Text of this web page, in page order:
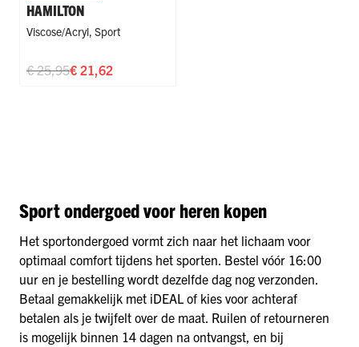
HAMILTON
Viscose/Acryl, Sport
€ 21,62
€ 25,95
Sport ondergoed voor heren kopen
Het sportondergoed vormt zich naar het lichaam voor
optimaal comfort tijdens het sporten. Bestel vóór 16:00
uur en je bestelling wordt dezelfde dag nog verzonden.
Betaal gemakkelijk met iDEAL of kies voor achteraf
betalen als je twijfelt over de maat. Ruilen of retourneren
is mogelijk binnen 14 dagen na ontvangst, en bij